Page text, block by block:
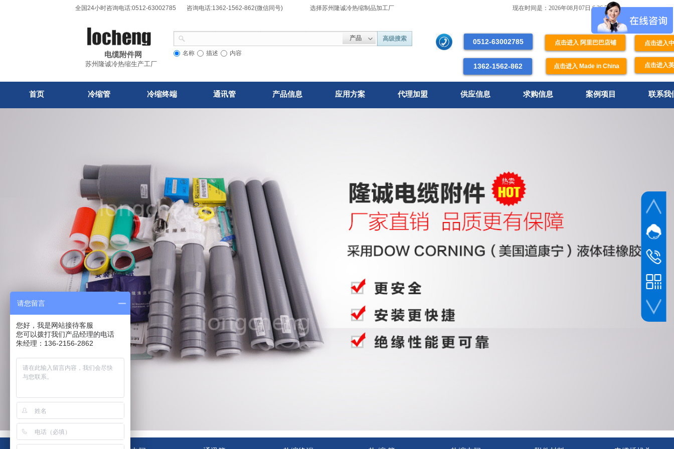
现在时间是：2026年08月07日 6:36:57
全国24小时咨询电话:0512-63002785 咨询电话:1362-1562-862(微信同号) 选择苏州隆诚冷热缩制品加工厂
产品 高级搜索
名称 描述 内容
电缆附件网
苏州隆诚冷热缩生产工厂
0512-63002785
1362-1562-862
点击进入 阿里巴巴店铺
点击进入 Made in China
点击进入
点击进入
首页 冷缩管 冷缩终端 通讯管 产品信息 应用方案 代理加盟 供应信息 求购信息 案例项目 联系我
网站客
苏州隆
欢迎电
请您留言
您好，我是网站接待客服
您可以拨打我们产品经理的电话
朱经理：136-2156-2862